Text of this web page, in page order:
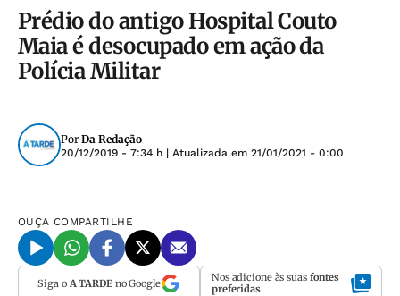
Prédio do antigo Hospital Couto
Maia é desocupado em ação da
Polícia Militar
Por Da Redação
20/12/2019 - 7:34 h | Atualizada em 21/01/2021 - 0:00
OUÇA COMPARTILHE
Siga o A TARDEno Google Nos adicione às suas fontes
preferidas